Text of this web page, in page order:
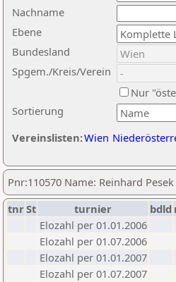
Nachname
Ebene
Sortierung
Bundesland
Spgem./Kreis/Verein
Nur
Vereinslisten:Wien
Pnr:110570 Name: Reinhard Pesek
tnrSt turnier bdld
Elozahl per 01.01.2006
Elozahl per 01.07.2006
Elozahl per 01.01.2007
Elozahl per 01.07.2007